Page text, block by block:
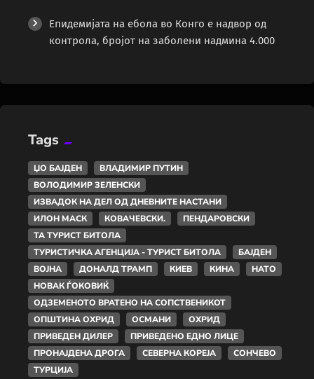
Епидемијата на ебола во Конго е надвор од
контрола, бројот на заболени надмина 4.000
Tags
ЏО БАЈДЕН
ВЛАДИМИР ПУТИН
ВОЛОДИМИР ЗЕЛЕНСКИ
ИЗВАДОК НА ДЕЛ ОД ДНЕВНИТЕ НАСТАНИ
ИЛОН МАСК
КОВАЧЕВСКИ.
ПЕНДАРОВСКИ
ТА ТУРИСТ БИТОЛА
ТУРИСТИЧКА АГЕНЦИЈА - ТУРИСТ БИТОЛА
БАЈДЕН
ВОЈНА
ДОНАЛД ТРАМП КИЕВ КИНА
НАТО
НОВАК ЃОКОВИЌ
ОДЗЕМЕНОТО ВРАТЕНО НА СОПСТВЕНИКОТ
ОПШТИНА ОХРИД
ОСМАНИ
ОХРИД
ПРИВЕДЕН ДИЛЕР
ПРИВЕДЕНО ЕДНО ЛИЦЕ
ПРОНАЈДЕНА ДРОГА
СЕВЕРНА КОРЕЈА
СОНЧЕВО
ТУРЦИЈА